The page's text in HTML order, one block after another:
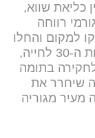
כליאת שווא,
רווחה
למקום והחלו
בטיפול מיידי בכל ילדי הבית. האם בשנות ה-30 לחייה,
בתומה
שיחרר את
מגוריה